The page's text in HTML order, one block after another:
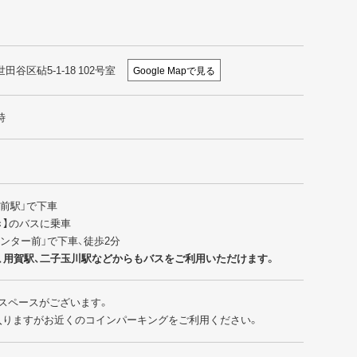
田谷区砧5-1-18 102号室 Google Mapで見る
駅」で下車
のバスに乗車
ター前」で下車、徒歩2分
用賀駅、二子玉川駅などからもバスをご利用いただけます。
ペースがございます。
ますがお近くのコインパーキングをご利用ください。